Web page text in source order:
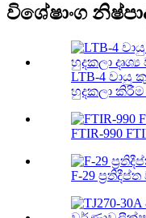
විශේෂාංග
LTB-4
හුදකලා කිරීම
FTIR-990
F-29